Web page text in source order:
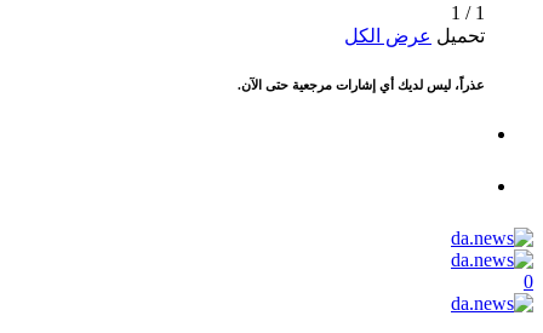
1
/
1
تحميل عرض الكل
عذراً، ليس لديك أي إشارات مرجعية حتى الآن.
0